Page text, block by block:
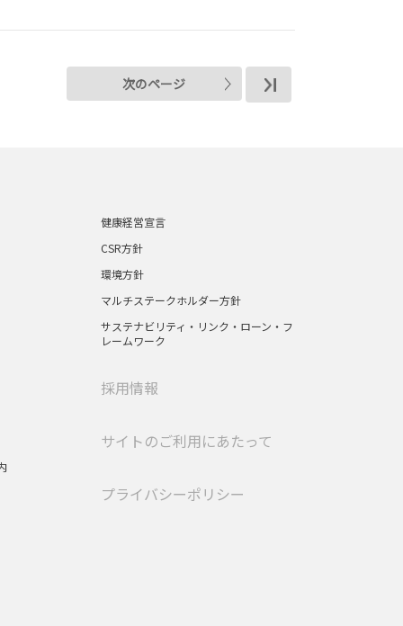
次のページ
健康経営宣言
CSR方針
環境方針
マルチステークホルダー方針
サステナビリティ・リンク・ローン・フ
レームワーク
採用情報
サイトのご利用にあたって
プライバシーポリシー